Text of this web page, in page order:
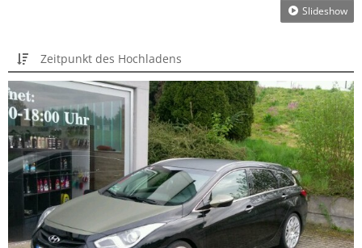
Slideshow
Zeitpunkt des Hochladens